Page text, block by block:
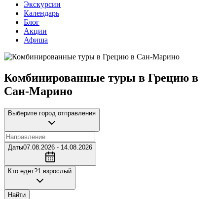
Экскурсии
Календарь
Блог
Акции
Афиша
Комбинированные туры в Грецию в
Сан-Марино
Выберите город отправления
Даты07.08.2026 - 14.08.2026
Кто едет?1 взрослый
Найти